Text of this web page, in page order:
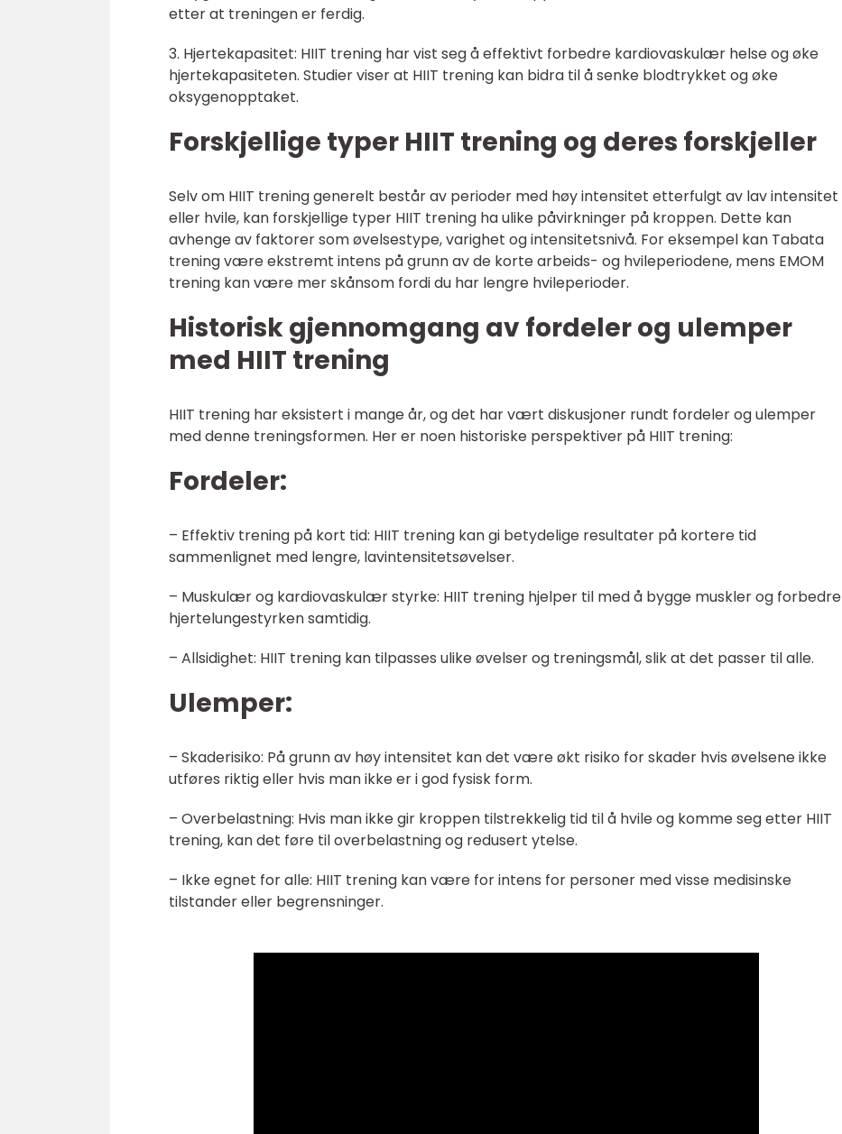
etter at treningen er ferdig.
3. Hjertekapasitet: HIIT trening har vist seg å effektivt forbedre kardiovaskulær helse og øke
hjertekapasiteten. Studier viser at HIIT trening kan bidra til å senke blodtrykket og øke
oksygenopptaket.
Forskjellige typer HIIT trening og deres forskjeller
Selv om HIIT trening generelt består av perioder med høy intensitet etterfulgt av lav intensitet
eller hvile, kan forskjellige typer HIIT trening ha ulike påvirkninger på kroppen. Dette kan
avhenge av faktorer som øvelsestype, varighet og intensitetsnivå. For eksempel kan Tabata
trening være ekstremt intens på grunn av de korte arbeids- og hvileperiodene, mens EMOM
trening kan være mer skånsom fordi du har lengre hvileperioder.
Historisk gjennomgang av fordeler og ulemper
med HIIT trening
HIIT trening har eksistert i mange år, og det har vært diskusjoner rundt fordeler og ulemper
med denne treningsformen. Her er noen historiske perspektiver på HIIT trening:
Fordeler:
– Effektiv trening på kort tid: HIIT trening kan gi betydelige resultater på kortere tid
sammenlignet med lengre, lavintensitetsøvelser.
– Muskulær og kardiovaskulær styrke: HIIT trening hjelper til med å bygge muskler og forbedre
hjertelungestyrken samtidig.
– Allsidighet: HIIT trening kan tilpasses ulike øvelser og treningsmål, slik at det passer til alle.
Ulemper:
– Skaderisiko: På grunn av høy intensitet kan det være økt risiko for skader hvis øvelsene ikke
utføres riktig eller hvis man ikke er i god fysisk form.
– Overbelastning: Hvis man ikke gir kroppen tilstrekkelig tid til å hvile og komme seg etter HIIT
trening, kan det føre til overbelastning og redusert ytelse.
– Ikke egnet for alle: HIIT trening kan være for intens for personer med visse medisinske
tilstander eller begrensninger.